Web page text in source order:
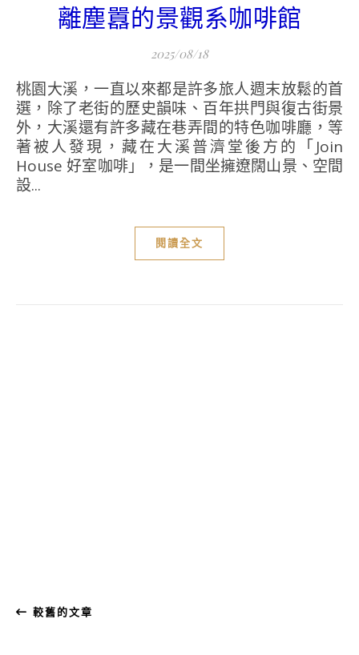
離塵囂的景觀系咖啡館
2025/08/18
桃園大溪，一直以來都是許多旅人週末放鬆的首
選，除了老街的歷史韻味、百年拱門與復古街景
外，大溪還有許多藏在巷弄間的特色咖啡廳，等
著被人發現，藏在大溪普濟堂後方的「Join
House 好室咖啡」，是一間坐擁遼闊山景、空間
設...
閱讀全文
較舊的文章